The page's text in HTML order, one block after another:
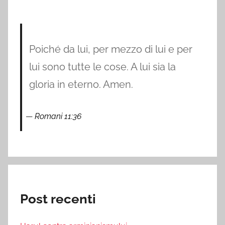
Poiché da lui, per mezzo di lui e per
lui sono tutte le cose. A lui sia la
gloria in eterno. Amen.
Romani 11:36
Post recenti